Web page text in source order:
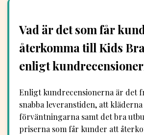
Vad är det som får
återkomma till Kids
enligt
Enligt kundrecensionerna är det
snabba leveranstiden, att
förväntningarna samt det bra
priserna som får kunder att